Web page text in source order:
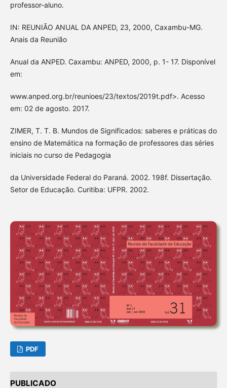
professor-aluno.
IN: REUNIÃO ANUAL DA ANPED, 23, 2000, Caxambu-MG.
Anais da Reunião
Anual da ANPED. Caxambu: ANPED, 2000, p. 1- 17. Disponível
em:
www.anped.org.br/reunioes/23/textos/2019t.pdf>. Acesso
em: 02 de agosto. 2017.
ZIMER, T. T. B. Mundos de Significados: saberes e práticas do
ensino de Matemática na formação de professores das séries
iniciais no curso de Pedagogia
da Universidade Federal do Paraná. 2002. 198f. Dissertação.
Setor de Educação. Curitiba: UFPR. 2002.
PDF
PUBLICADO